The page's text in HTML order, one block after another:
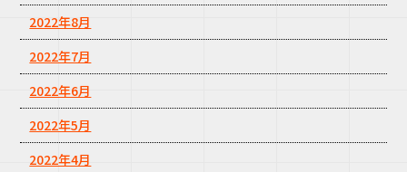
2022年8月
2022年7月
2022年6月
2022年5月
2022年4月